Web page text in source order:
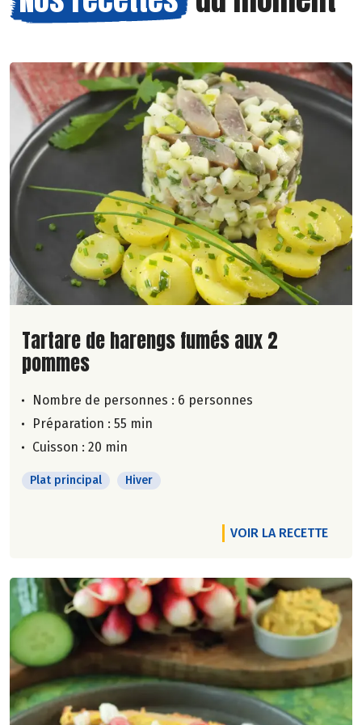
Lire la suite de la recette
Tartare de harengs fumés aux 2
pommes
Nombre de personnes : 6 personnes
Préparation : 55 min
Cuisson : 20 min
Plat principal Hiver
VOIR LA RECETTE